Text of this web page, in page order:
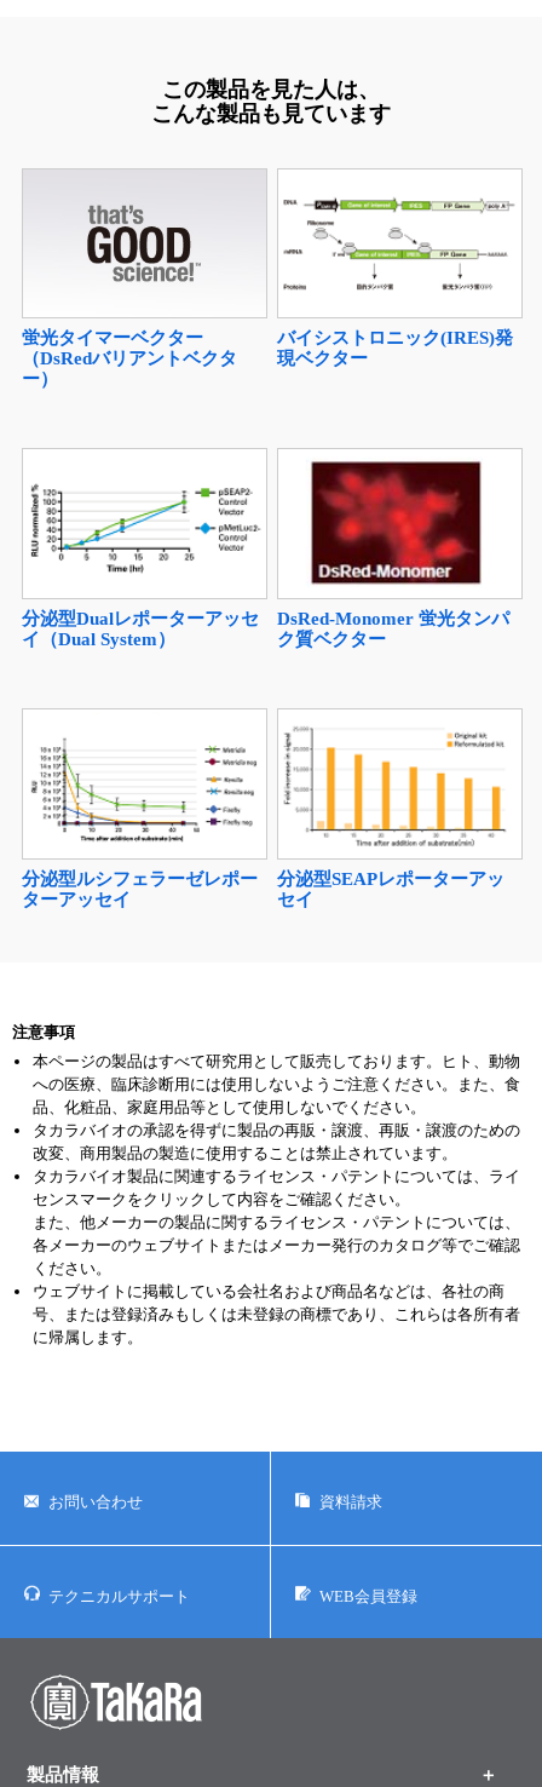
この製品を見た人は、
こんな製品も見ています
蛍光タイマーベクター
（DsRedバリアントベクタ
ー）
バイシストロニック(IRES)発
現ベクター
分泌型Dualレポーターアッセ
イ（Dual System）
DsRed-Monomer 蛍光タンパ
ク質ベクター
分泌型ルシフェラーゼレポー
ターアッセイ
分泌型SEAPレポーターアッ
セイ
注意事項
本ページの製品はすべて研究用として販売しております。ヒト、動物
への医療、臨床診断用には使用しないようご注意ください。また、食
品、化粧品、家庭用品等として使用しないでください。
タカラバイオの承認を得ずに製品の再販・譲渡、再販・譲渡のための
改変、商用製品の製造に使用することは禁止されています。
タカラバイオ製品に関連するライセンス・パテントについては、ライ
センスマークをクリックして内容をご確認ください。
また、他メーカーの製品に関するライセンス・パテントについては、
各メーカーのウェブサイトまたはメーカー発行のカタログ等でご確認
ください。
ウェブサイトに掲載している会社名および商品名などは、各社の商
号、または登録済みもしくは未登録の商標であり、これらは各所有者
に帰属します。
お問い合わせ 資料請求
テクニカルサポート WEB会員登録
製品情報